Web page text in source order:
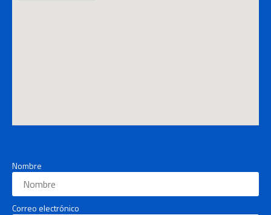
Nombre
Correo electrónico